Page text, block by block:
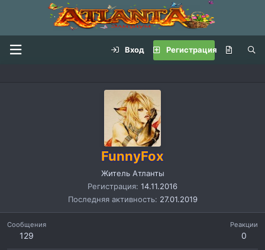
Вход Регистрация
FunnyFox
Житель Атланты
Регистрация 14.11.2016
Последняя активность 27.01.2019
Сообщения
129
Реакции
0